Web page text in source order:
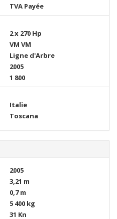
TVA Payée
2 x 270 Hp
VM VM
Ligne d'Arbre
2005
1 800
Italie
Toscana
2005
3,21 m
0,7 m
5 400 kg
31 Kn